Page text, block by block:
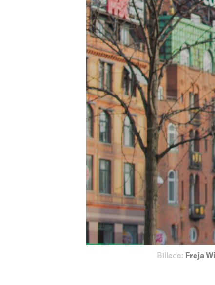
Billede: Freja